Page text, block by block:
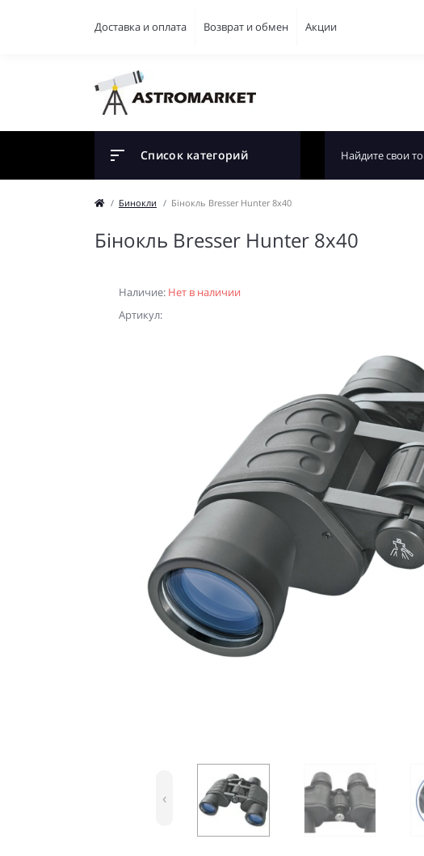
Доставка и оплата Возврат и обмен Акции
Список категорий
Бинокли Бiнокль Bresser Hunter 8x40
Бiнокль Bresser Hunter 8x40
Наличие: Нет в наличии
Артикул:
‹